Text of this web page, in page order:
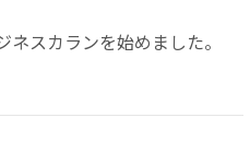
スカランを始めました。